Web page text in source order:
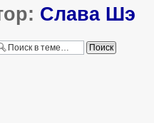
Слава Шэ